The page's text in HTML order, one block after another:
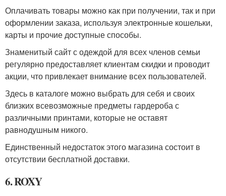
Оплачивать товары можно как при получении, так и при
оформлении заказа, используя электронные кошельки,
карты и прочие доступные способы.
Знаменитый сайт с одеждой для всех членов семьи
регулярно предоставляет клиентам скидки и проводит
акции, что привлекает внимание всех пользователей.
Здесь в каталоге можно выбрать для себя и своих
близких всевозможные предметы гардероба с
различными принтами, которые не оставят
равнодушным никого.
Единственный недостаток этого магазина состоит в
отсутствии бесплатной доставки.
6. ROXY